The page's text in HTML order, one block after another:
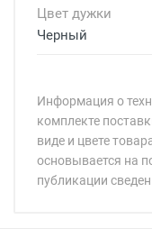
Цвет дужки
Черный
Информация о
комплекте
виде и цвете
основывается на
публикации